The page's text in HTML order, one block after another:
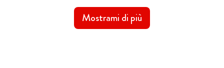
Mostrami di più